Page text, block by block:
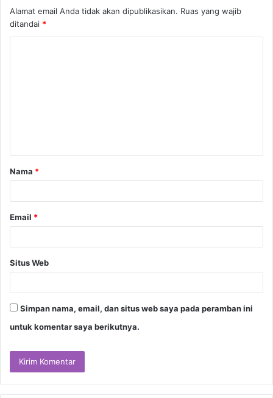
Alamat email Anda tidak akan dipublikasikan. Ruas yang wajib
ditandai *
a
r
Nama *
Email *
Situs Web
Simpan nama, email, dan situs web saya pada peramban ini
untuk komentar saya berikutnya.